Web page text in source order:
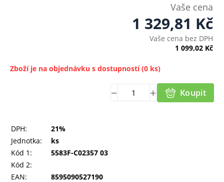
Vaše cena
1 329,81 Kč
Vaše cena bez DPH
1 099,02 Kč
Zboží je na objednávku s dostupností(0 ks)
Koupit
DPH:
21%
Jednotka:
ks
Kód 1:
5583F-C02357 03
Kód 2:
EAN:
8595090527190